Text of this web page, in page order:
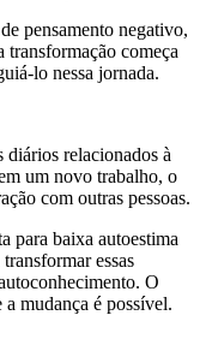
pensamento negativo,
transformação começa
lo nessa jornada.
diários relacionados à
um novo trabalho, o
com outras pessoas.
para baixa autoestima
essas
O
mudança é possível.